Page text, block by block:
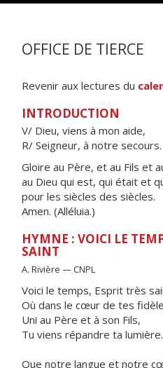
OFFICE DE TIERCE
Revenir aux lectures du
INTRODUCTION
V/ Dieu, viens à mon aide,
R/ Seigneur, à notre secours.
Gloire au Père, et au Fils et
au Dieu qui est, qui était et
pour les siècles des siècles.
Amen. (Alléluia.)
HYMNE : VOICI LE
SAINT
A. Rivière — CNPL
Voici le temps, Esprit très
Où dans le cœur de tes
Uni au Père et à son Fils,
Tu viens répandre ta lumière.
Que notre langue et notre